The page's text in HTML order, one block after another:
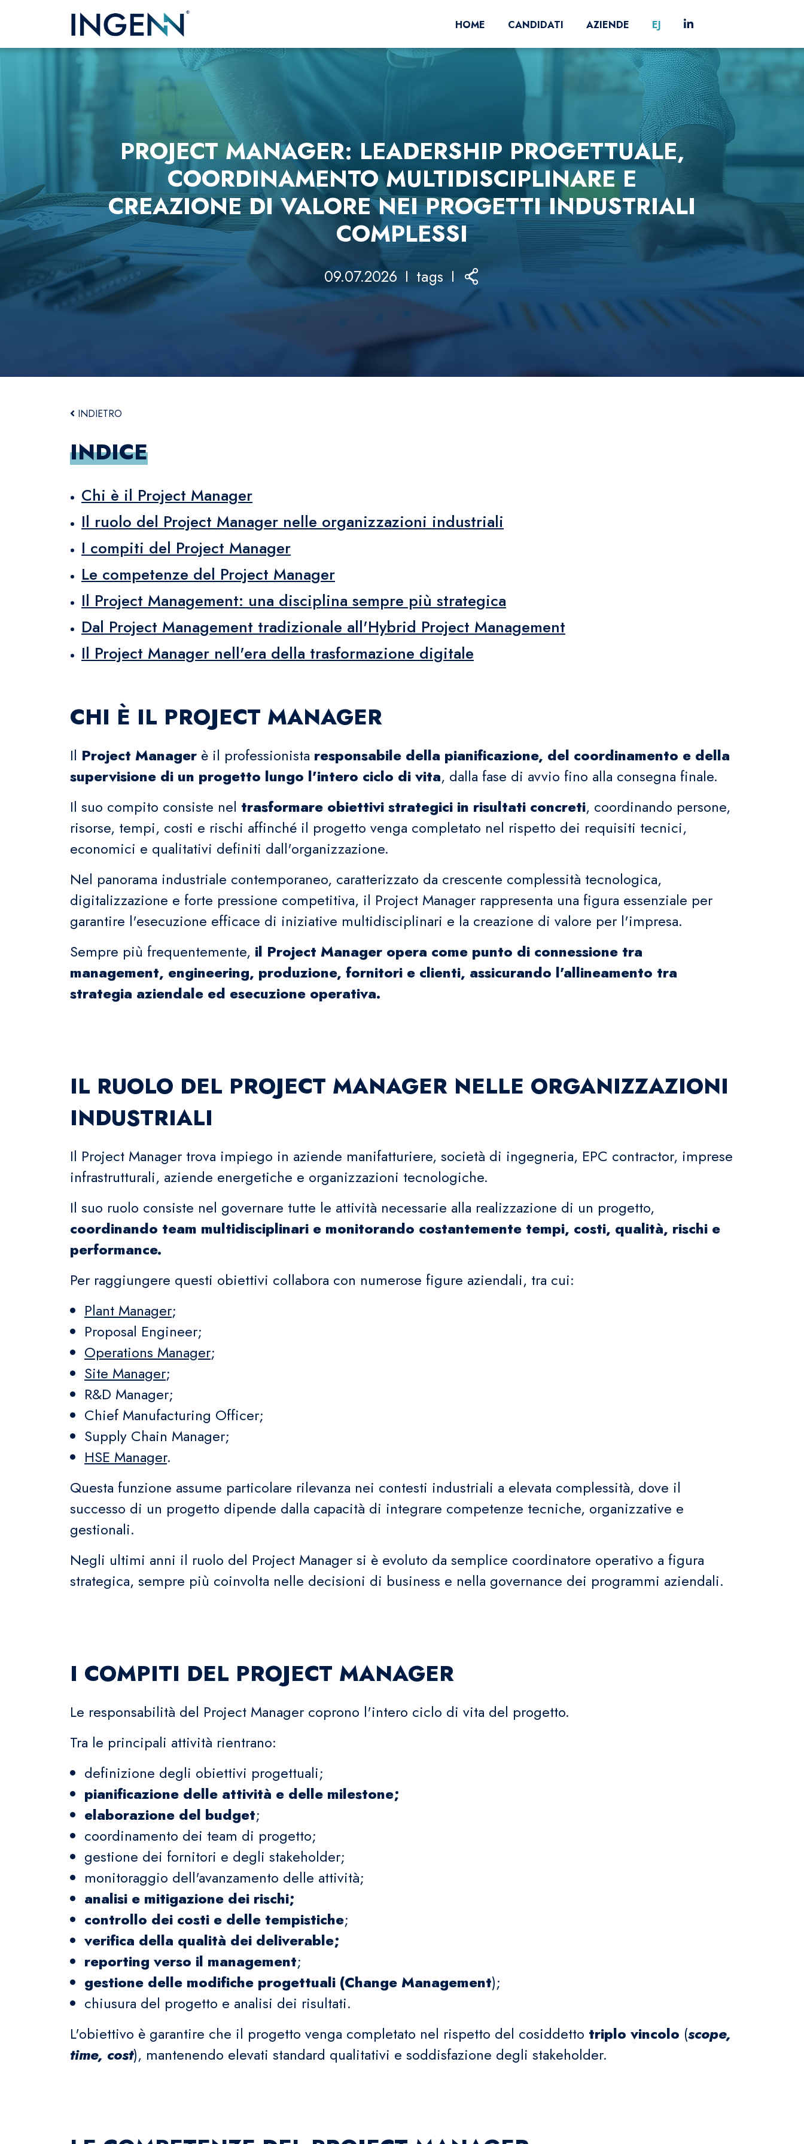
HOME CANDIDATI AZIENDE EJ
PROJECT MANAGER: LEADERSHIP PROGETTUALE,
COORDINAMENTO MULTIDISCIPLINARE E
CREAZIONE DI VALORE NEI PROGETTI INDUSTRIALI
COMPLESSI
09.07.2026 tags
INDIETRO
INDICE
Chi è il Project Manager
Il ruolo del Project Manager nelle organizzazioni industriali
I compiti del Project Manager
Le competenze del Project Manager
Il Project Management: una disciplina sempre più strategica
Dal Project Management tradizionale all'Hybrid Project Management
Il Project Manager nell'era della trasformazione digitale
CHI È IL PROJECT MANAGER
Il Project Manager è il professionista responsabile della pianificazione, del coordinamento e della
supervisione di un progetto lungo l'intero ciclo di vita, dalla fase di avvio fino alla consegna finale.
Il suo compito consiste nel trasformare obiettivi strategici in risultati concreti, coordinando persone,
risorse, tempi, costi e rischi affinché il progetto venga completato nel rispetto dei requisiti tecnici,
economici e qualitativi definiti dall'organizzazione.
Nel panorama industriale contemporaneo, caratterizzato da crescente complessità tecnologica,
digitalizzazione e forte pressione competitiva, il Project Manager rappresenta una figura essenziale per
garantire l'esecuzione efficace di iniziative multidisciplinari e la creazione di valore per l'impresa.
Sempre più frequentemente, il Project Manager opera come punto di connessione tra
management, engineering, produzione, fornitori e clienti, assicurando l'allineamento tra
strategia aziendale ed esecuzione operativa.
IL RUOLO DEL PROJECT MANAGER NELLE ORGANIZZAZIONI
INDUSTRIALI
Il Project Manager trova impiego in aziende manifatturiere, società di ingegneria, EPC contractor, imprese
infrastrutturali, aziende energetiche e organizzazioni tecnologiche.
Il suo ruolo consiste nel governare tutte le attività necessarie alla realizzazione di un progetto,
coordinando team multidisciplinari e monitorando costantemente tempi, costi, qualità, rischi e
performance.
Per raggiungere questi obiettivi collabora con numerose figure aziendali, tra cui:
Plant Manager;
Proposal Engineer;
Operations Manager;
Site Manager;
R&D Manager;
Chief Manufacturing Officer;
Supply Chain Manager;
HSE Manager.
Questa funzione assume particolare rilevanza nei contesti industriali a elevata complessità, dove il
successo di un progetto dipende dalla capacità di integrare competenze tecniche, organizzative e
gestionali.
Negli ultimi anni il ruolo del Project Manager si è evoluto da semplice coordinatore operativo a figura
strategica, sempre più coinvolta nelle decisioni di business e nella governance dei programmi aziendali.
I COMPITI DEL PROJECT MANAGER
Le responsabilità del Project Manager coprono l'intero ciclo di vita del progetto.
Tra le principali attività rientrano:
definizione degli obiettivi progettuali;
pianificazione delle attività e delle milestone;
elaborazione del budget;
coordinamento dei team di progetto;
gestione dei fornitori e degli stakeholder;
monitoraggio dell'avanzamento delle attività;
analisi e mitigazione dei rischi;
controllo dei costi e delle tempistiche;
verifica della qualità dei deliverable;
reporting verso il management;
gestione delle modifiche progettuali (Change Management);
chiusura del progetto e analisi dei risultati.
L'obiettivo è garantire che il progetto venga completato nel rispetto del cosiddetto triplo vincolo (scope,
time, cost), mantenendo elevati standard qualitativi e soddisfazione degli stakeholder.